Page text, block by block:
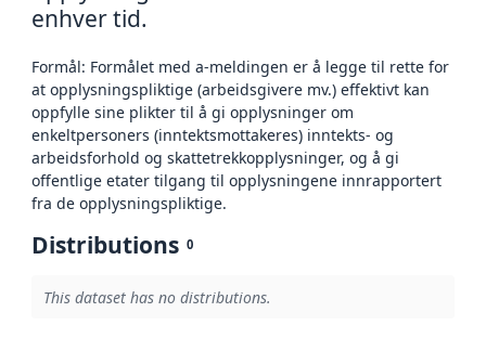
enhver tid.
Formål: Formålet med a-meldingen er å legge til rette for
at opplysningspliktige (arbeidsgivere mv.) effektivt kan
oppfylle sine plikter til å gi opplysninger om
enkeltpersoners (inntektsmottakeres) inntekts- og
arbeidsforhold og skattetrekkopplysninger, og å gi
offentlige etater tilgang til opplysningene innrapportert
fra de opplysningspliktige.
Distributions 0
This dataset has no distributions.